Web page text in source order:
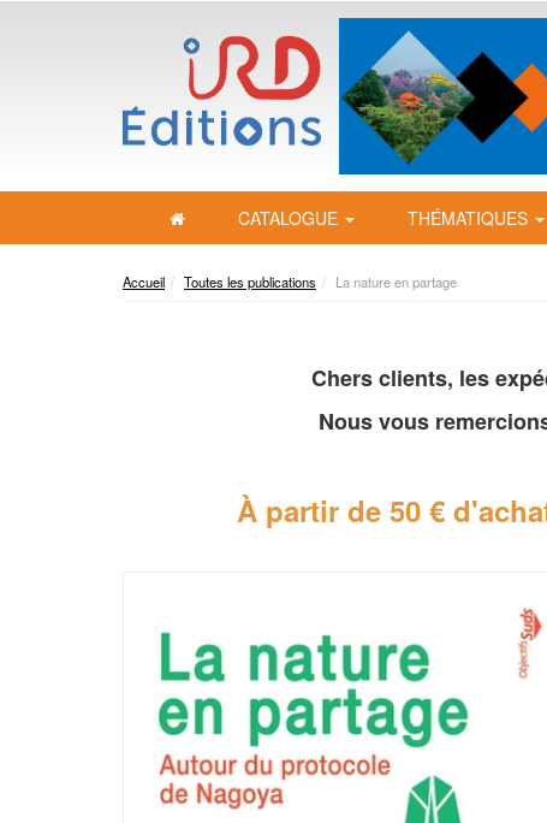
CATALOGUE
THÉMATIQUES
Accueil Toutes les publications La nature en partage
Chers clients, les
Nous vous
À partir de 50 €